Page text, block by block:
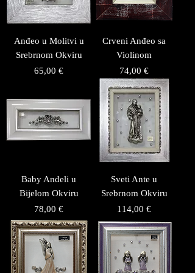
Anđeo u Molitvi u
Srebrnom Okviru
Price
65,00 €
Crveni Anđeo sa
Violinom
Price
74,00 €
Baby Anđeli u
Bijelom Okviru
Price
78,00 €
Sveti Ante u
Srebrnom Okviru
Price
114,00 €